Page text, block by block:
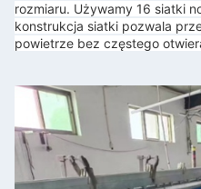
rozmiaru. Używamy 16 siatki
konstrukcja siatki pozwala
powietrze bez częstego